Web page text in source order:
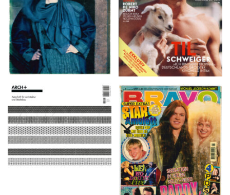
ARCH+ Nr. 226, Herbst
2016
BRAVO – Nr. 8, 13. Febr.
1997